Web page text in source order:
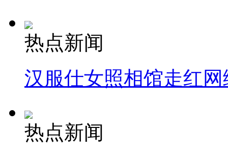
热点新闻
汉服仕女照相馆走红网
热点新闻